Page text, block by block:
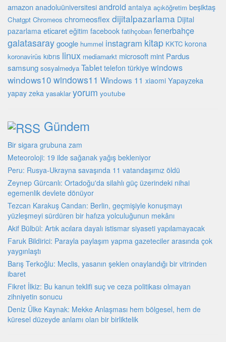
amazon anadoluüniversitesi android antalya açıköğretim beşiktaş
Chatgpt Chromeos chromeosflex dijitalpazarlama Dijital
pazarlama eticaret eğitim facebook fatihçoban fenerbahçe
galatasaraygoogle hummel instagram kitap KKTC korona
koronavirüs kıbrıs linux mediamarkt microsoft mint Pardus
samsung sosyalmedya Tablet telefon türkiyewindows
windows10 windows11 Windows 11 xiaomi Yapayzeka
yapay zeka yasaklar yorum youtube
Gündem
Bir sigara grubuna zam
Meteoroloji: 19 ilde sağanak yağış bekleniyor
Peru: Rusya-Ukrayna savaşında 11 vatandaşımız öldü
Zeynep Gürcanlı: Ortadoğu'da silahlı güç üzerindeki nihai
egemenlik devlete dönüyor
Tezcan Karakuş Candan: Berlin, geçmişiyle konuşmayı
yüzleşmeyi sürdüren bir hafıza yolculuğunun mekânı
Akif Bülbül: Artık acılara dayalı istismar siyaseti yapılamayacak
Faruk Bildirici: Parayla paylaşım yapma gazeteciler arasında çok
yaygınlaştı
Barış Terkoğlu: Meclis, yasanın şeklen onaylandığı bir vitrinden
ibaret
Fikret İlkiz: Bu kanun teklifi suç ve ceza politikası olmayan
zihniyetin sonucu
Deniz Ülke Kaynak: Mekke Anlaşması hem bölgesel, hem de
küresel düzeyde an­lamı olan bir birliktelik